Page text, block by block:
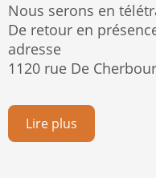
Nous serons en
De retour en
adresse
1120 rue De
Lire plus